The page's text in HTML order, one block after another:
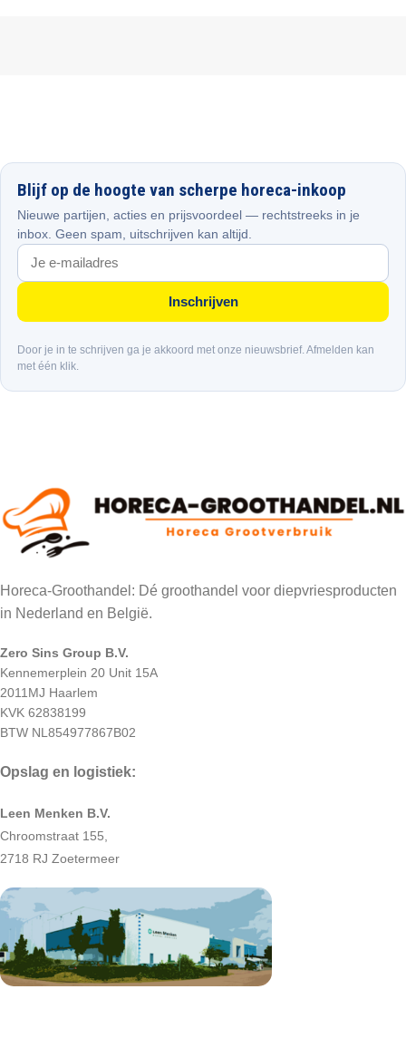
Blijf op de hoogte van scherpe horeca-inkoop
Nieuwe partijen, acties en prijsvoordeel — rechtstreeks in je
inbox. Geen spam, uitschrijven kan altijd.
Inschrijven
Door je in te schrijven ga je akkoord met onze nieuwsbrief. Afmelden kan
met één klik.
Horeca-Groothandel: Dé groothandel voor diepvriesproducten
in Nederland en België.
Zero Sins Group B.V.
Kennemerplein 20 Unit 15A
2011MJ Haarlem
KVK 62838199
BTW NL854977867B02
Opslag en logistiek:
Leen Menken B.V.
Chroomstraat 155,
2718 RJ Zoetermeer